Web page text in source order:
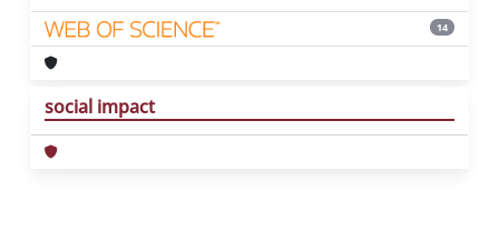
14
social impact